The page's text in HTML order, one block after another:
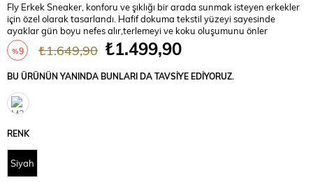
Fly Erkek Sneaker, konforu ve şıklığı bir arada sunmak isteyen erkekler
için özel olarak tasarlandı. Hafif dokuma tekstil yüzeyi sayesinde
ayaklar gün boyu nefes alır,terlemeyi ve koku oluşumunu önler
%9
İndirim
₺1.649,90 ₺1.499,90
BU ÜRÜNÜN YANINDA BUNLARI DA TAVSIYE EDIYORUZ.
RENK
Siyah